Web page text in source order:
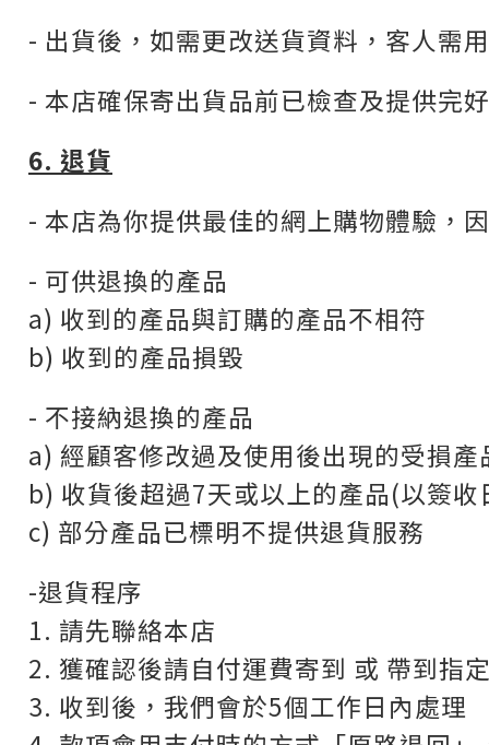
- 出貨後，如需更改送貨資料，客人需
- 本店確保寄出貨品前已檢查及提供完
6. 退貨
- 本店為你提供最佳的網上購物體驗，
- 可供退換的產品
a) 收到的產品與訂購的產品不相符
b) 收到的產品損毀
- 不接納退換的產品
a) 經顧客修改過及使用後出現的受損產
b) 收貨後超過7天或以上的產品(以簽收
c) 部分產品已標明不提供退貨服務
-退貨程序
1. 請先聯絡本店
2. 獲確認後請自付運費寄到 或 帶到指
3. 收到後，我們會於5個工作日內處理